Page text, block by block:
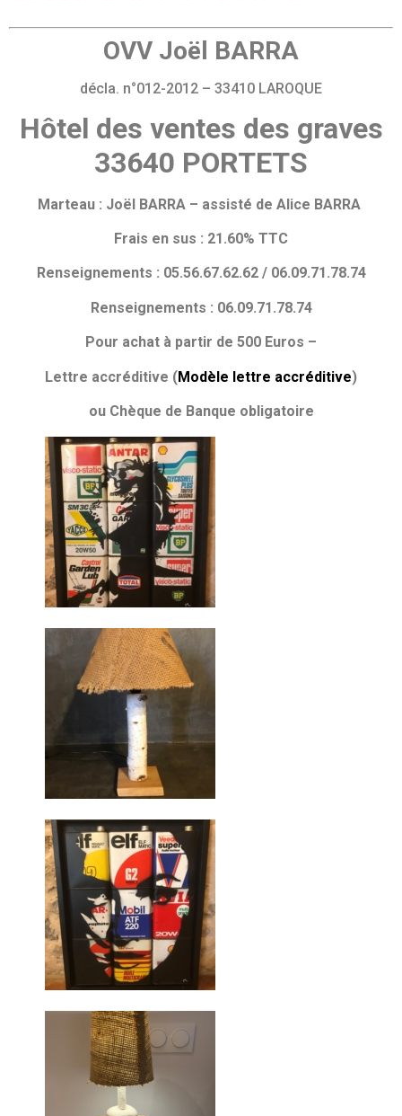
OVV Joël BARRA
décla. n°012-2012 – 33410 LAROQUE
Hôtel des ventes des graves
33640 PORTETS
Marteau : Joël BARRA – assisté de Alice BARRA
Frais en sus : 21.60% TTC
Renseignements : 05.56.67.62.62 / 06.09.71.78.74
Renseignements : 06.09.71.78.74
Pour achat à partir de 500 Euros –
Lettre accréditive (Modèle lettre accréditive)
ou Chèque de Banque obligatoire